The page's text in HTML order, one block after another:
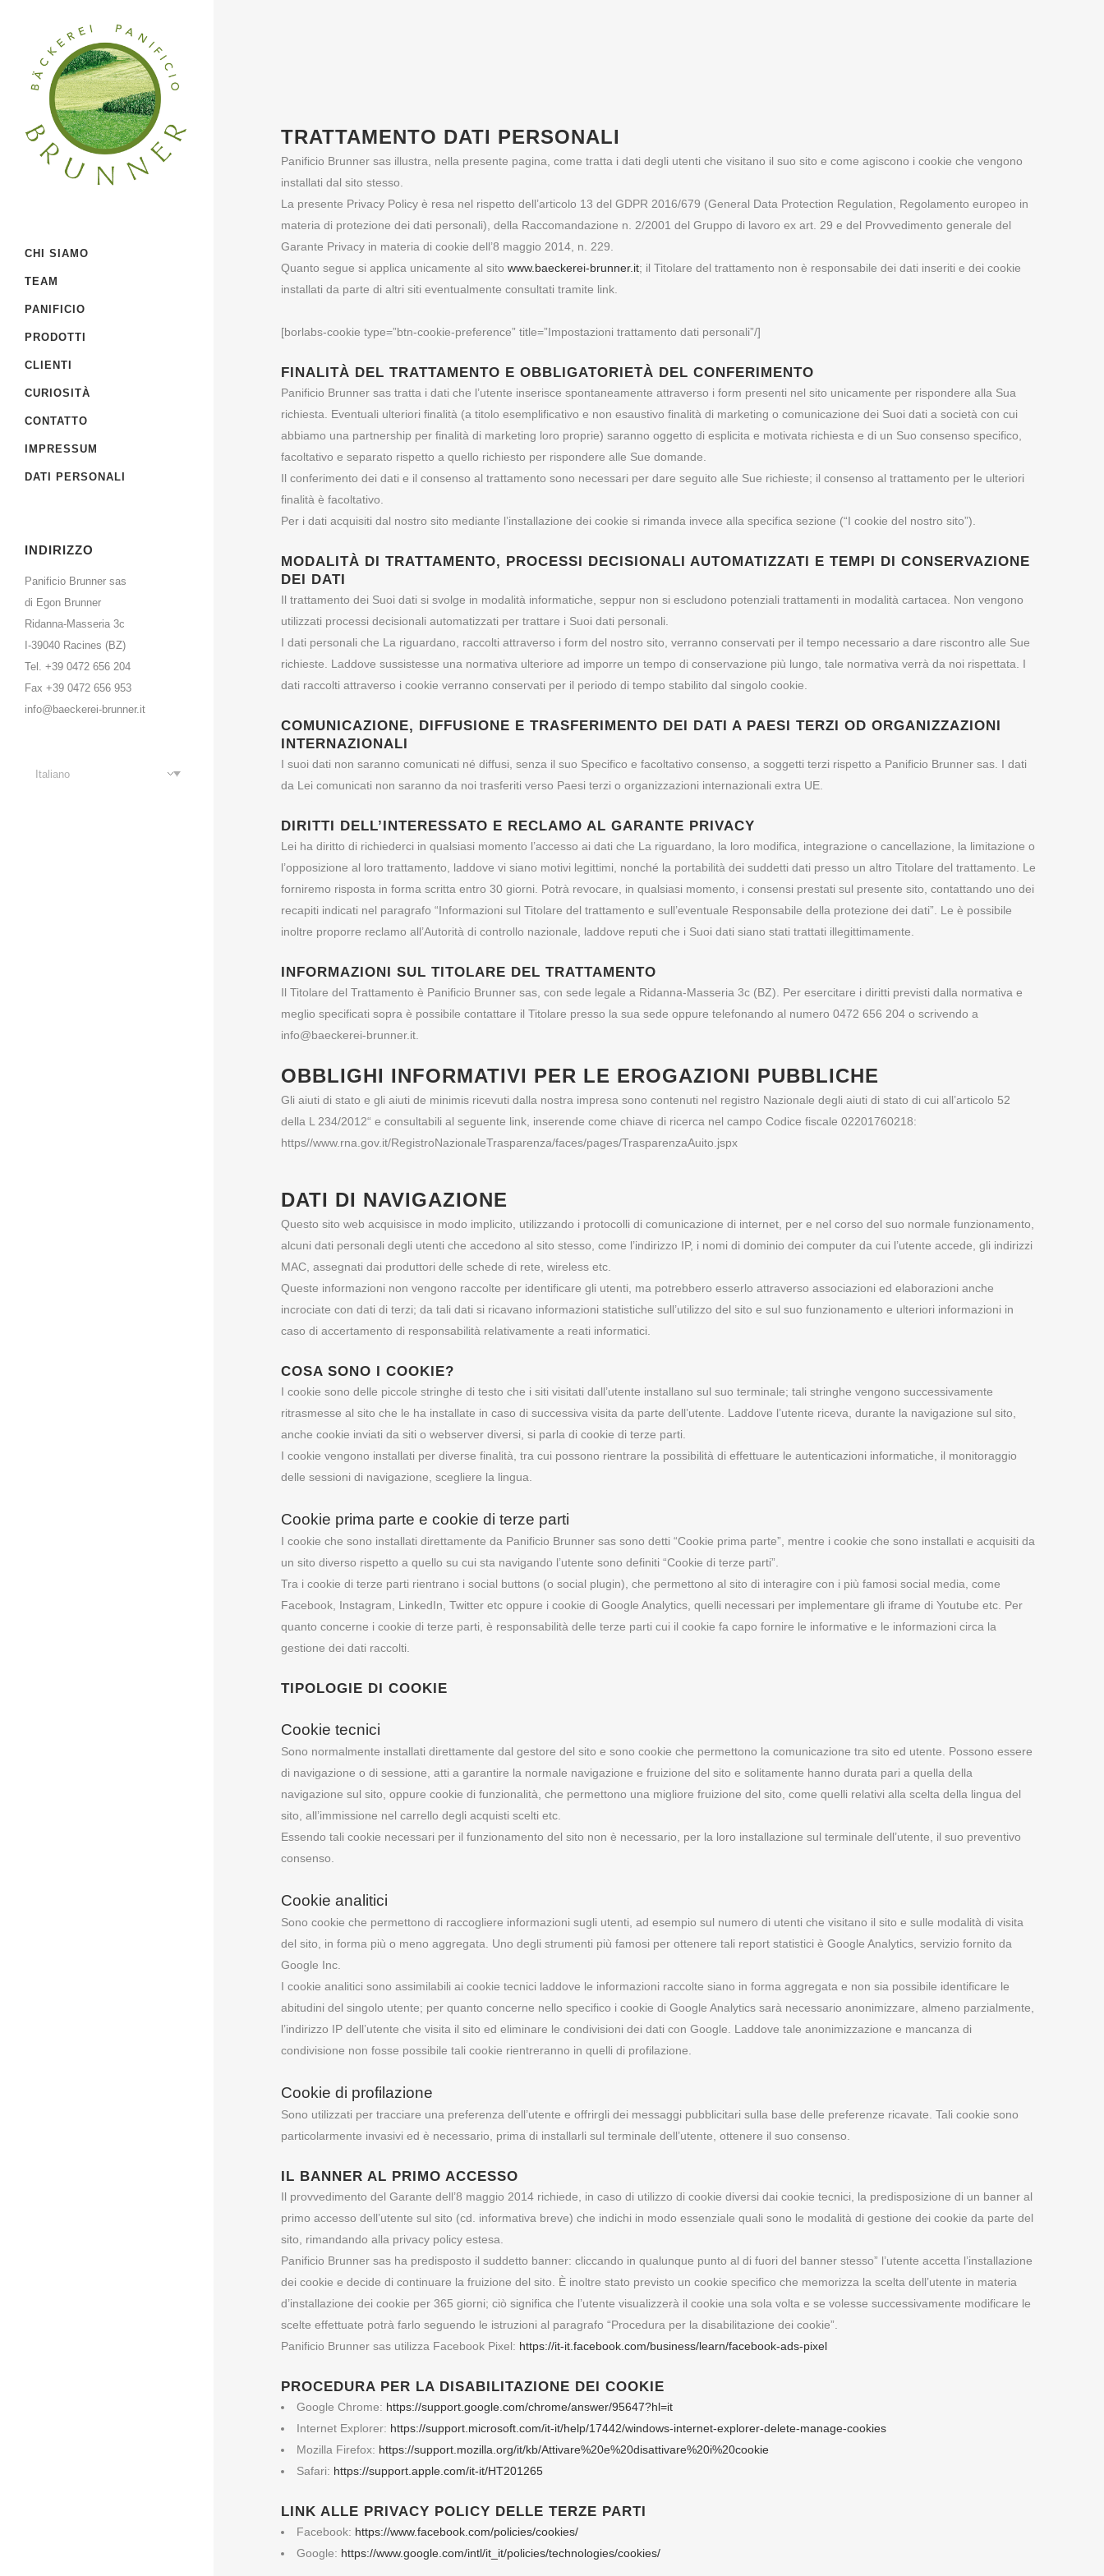
CHI SIAMO
TEAM
PANIFICIO
PRODOTTI
CLIENTI
CURIOSITÀ
CONTATTO
IMPRESSUM
DATI PERSONALI
INDIRIZZO
Panificio Brunner sas
di Egon Brunner
Ridanna-Masseria 3c
I-39040 Racines (BZ)
Tel. +39 0472 656 204
Fax +39 0472 656 953
info@baeckerei-brunner.it
Italiano
TRATTAMENTO DATI PERSONALI
Panificio Brunner sas illustra, nella presente pagina, come tratta i dati degli utenti che visitano il suo sito e come agiscono i cookie che vengono
installati dal sito stesso.
La presente Privacy Policy è resa nel rispetto dell’articolo 13 del GDPR 2016/679 (General Data Protection Regulation, Regolamento europeo in
materia di protezione dei dati personali), della Raccomandazione n. 2/2001 del Gruppo di lavoro ex art. 29 e del Provvedimento generale del
Garante Privacy in materia di cookie dell’8 maggio 2014, n. 229.
Quanto segue si applica unicamente al sito www.baeckerei-brunner.it; il Titolare del trattamento non è responsabile dei dati inseriti e dei cookie
installati da parte di altri siti eventualmente consultati tramite link.
[borlabs-cookie type=”btn-cookie-preference” title=”Impostazioni trattamento dati personali”/]
FINALITÀ DEL TRATTAMENTO E OBBLIGATORIETÀ DEL CONFERIMENTO
Panificio Brunner sas tratta i dati che l’utente inserisce spontaneamente attraverso i form presenti nel sito unicamente per rispondere alla Sua
richiesta. Eventuali ulteriori finalità (a titolo esemplificativo e non esaustivo finalità di marketing o comunicazione dei Suoi dati a società con cui
abbiamo una partnership per finalità di marketing loro proprie) saranno oggetto di esplicita e motivata richiesta e di un Suo consenso specifico,
facoltativo e separato rispetto a quello richiesto per rispondere alle Sue domande.
Il conferimento dei dati e il consenso al trattamento sono necessari per dare seguito alle Sue richieste; il consenso al trattamento per le ulteriori
finalità è facoltativo.
Per i dati acquisiti dal nostro sito mediante l’installazione dei cookie si rimanda invece alla specifica sezione (“I cookie del nostro sito”).
MODALITÀ DI TRATTAMENTO, PROCESSI DECISIONALI AUTOMATIZZATI E TEMPI DI CONSERVAZIONE
DEI DATI
Il trattamento dei Suoi dati si svolge in modalità informatiche, seppur non si escludono potenziali trattamenti in modalità cartacea. Non vengono
utilizzati processi decisionali automatizzati per trattare i Suoi dati personali.
I dati personali che La riguardano, raccolti attraverso i form del nostro sito, verranno conservati per il tempo necessario a dare riscontro alle Sue
richieste. Laddove sussistesse una normativa ulteriore ad imporre un tempo di conservazione più lungo, tale normativa verrà da noi rispettata. I
dati raccolti attraverso i cookie verranno conservati per il periodo di tempo stabilito dal singolo cookie.
COMUNICAZIONE, DIFFUSIONE E TRASFERIMENTO DEI DATI A PAESI TERZI OD ORGANIZZAZIONI
INTERNAZIONALI
I suoi dati non saranno comunicati né diffusi, senza il suo Specifico e facoltativo consenso, a soggetti terzi rispetto a Panificio Brunner sas. I dati
da Lei comunicati non saranno da noi trasferiti verso Paesi terzi o organizzazioni internazionali extra UE.
DIRITTI DELL’INTERESSATO E RECLAMO AL GARANTE PRIVACY
Lei ha diritto di richiederci in qualsiasi momento l’accesso ai dati che La riguardano, la loro modifica, integrazione o cancellazione, la limitazione o
l’opposizione al loro trattamento, laddove vi siano motivi legittimi, nonché la portabilità dei suddetti dati presso un altro Titolare del trattamento. Le
forniremo risposta in forma scritta entro 30 giorni. Potrà revocare, in qualsiasi momento, i consensi prestati sul presente sito, contattando uno dei
recapiti indicati nel paragrafo “Informazioni sul Titolare del trattamento e sull’eventuale Responsabile della protezione dei dati”. Le è possibile
inoltre proporre reclamo all’Autorità di controllo nazionale, laddove reputi che i Suoi dati siano stati trattati illegittimamente.
INFORMAZIONI SUL TITOLARE DEL TRATTAMENTO
Il Titolare del Trattamento è Panificio Brunner sas, con sede legale a Ridanna-Masseria 3c (BZ). Per esercitare i diritti previsti dalla normativa e
meglio specificati sopra è possibile contattare il Titolare presso la sua sede oppure telefonando al numero 0472 656 204 o scrivendo a
info@baeckerei-brunner.it.
OBBLIGHI INFORMATIVI PER LE EROGAZIONI PUBBLICHE
Gli aiuti di stato e gli aiuti de minimis ricevuti dalla nostra impresa sono contenuti nel registro Nazionale degli aiuti di stato di cui all’articolo 52
della L 234/2012“ e consultabili al seguente link, inserende come chiave di ricerca nel campo Codice fiscale 02201760218:
https//www.rna.gov.it/RegistroNazionaleTrasparenza/faces/pages/TrasparenzaAuito.jspx
DATI DI NAVIGAZIONE
Questo sito web acquisisce in modo implicito, utilizzando i protocolli di comunicazione di internet, per e nel corso del suo normale funzionamento,
alcuni dati personali degli utenti che accedono al sito stesso, come l’indirizzo IP, i nomi di dominio dei computer da cui l’utente accede, gli indirizzi
MAC, assegnati dai produttori delle schede di rete, wireless etc.
Queste informazioni non vengono raccolte per identificare gli utenti, ma potrebbero esserlo attraverso associazioni ed elaborazioni anche
incrociate con dati di terzi; da tali dati si ricavano informazioni statistiche sull’utilizzo del sito e sul suo funzionamento e ulteriori informazioni in
caso di accertamento di responsabilità relativamente a reati informatici.
COSA SONO I COOKIE?
I cookie sono delle piccole stringhe di testo che i siti visitati dall’utente installano sul suo terminale; tali stringhe vengono successivamente
ritrasmesse al sito che le ha installate in caso di successiva visita da parte dell’utente. Laddove l’utente riceva, durante la navigazione sul sito,
anche cookie inviati da siti o webserver diversi, si parla di cookie di terze parti.
I cookie vengono installati per diverse finalità, tra cui possono rientrare la possibilità di effettuare le autenticazioni informatiche, il monitoraggio
delle sessioni di navigazione, scegliere la lingua.
Cookie prima parte e cookie di terze parti
I cookie che sono installati direttamente da Panificio Brunner sas sono detti “Cookie prima parte”, mentre i cookie che sono installati e acquisiti da
un sito diverso rispetto a quello su cui sta navigando l’utente sono definiti “Cookie di terze parti”.
Tra i cookie di terze parti rientrano i social buttons (o social plugin), che permettono al sito di interagire con i più famosi social media, come
Facebook, Instagram, LinkedIn, Twitter etc oppure i cookie di Google Analytics, quelli necessari per implementare gli iframe di Youtube etc. Per
quanto concerne i cookie di terze parti, è responsabilità delle terze parti cui il cookie fa capo fornire le informative e le informazioni circa la
gestione dei dati raccolti.
TIPOLOGIE DI COOKIE
Cookie tecnici
Sono normalmente installati direttamente dal gestore del sito e sono cookie che permettono la comunicazione tra sito ed utente. Possono essere
di navigazione o di sessione, atti a garantire la normale navigazione e fruizione del sito e solitamente hanno durata pari a quella della
navigazione sul sito, oppure cookie di funzionalità, che permettono una migliore fruizione del sito, come quelli relativi alla scelta della lingua del
sito, all’immissione nel carrello degli acquisti scelti etc.
Essendo tali cookie necessari per il funzionamento del sito non è necessario, per la loro installazione sul terminale dell’utente, il suo preventivo
consenso.
Cookie analitici
Sono cookie che permettono di raccogliere informazioni sugli utenti, ad esempio sul numero di utenti che visitano il sito e sulle modalità di visita
del sito, in forma più o meno aggregata. Uno degli strumenti più famosi per ottenere tali report statistici è Google Analytics, servizio fornito da
Google Inc.
I cookie analitici sono assimilabili ai cookie tecnici laddove le informazioni raccolte siano in forma aggregata e non sia possibile identificare le
abitudini del singolo utente; per quanto concerne nello specifico i cookie di Google Analytics sarà necessario anonimizzare, almeno parzialmente,
l’indirizzo IP dell’utente che visita il sito ed eliminare le condivisioni dei dati con Google. Laddove tale anonimizzazione e mancanza di
condivisione non fosse possibile tali cookie rientreranno in quelli di profilazione.
Cookie di profilazione
Sono utilizzati per tracciare una preferenza dell’utente e offrirgli dei messaggi pubblicitari sulla base delle preferenze ricavate. Tali cookie sono
particolarmente invasivi ed è necessario, prima di installarli sul terminale dell’utente, ottenere il suo consenso.
IL BANNER AL PRIMO ACCESSO
Il provvedimento del Garante dell’8 maggio 2014 richiede, in caso di utilizzo di cookie diversi dai cookie tecnici, la predisposizione di un banner al
primo accesso dell’utente sul sito (cd. informativa breve) che indichi in modo essenziale quali sono le modalità di gestione dei cookie da parte del
sito, rimandando alla privacy policy estesa.
Panificio Brunner sas ha predisposto il suddetto banner: cliccando in qualunque punto al di fuori del banner stesso” l’utente accetta l’installazione
dei cookie e decide di continuare la fruizione del sito. È inoltre stato previsto un cookie specifico che memorizza la scelta dell’utente in materia
d’installazione dei cookie per 365 giorni; ciò significa che l’utente visualizzerà il cookie una sola volta e se volesse successivamente modificare le
scelte effettuate potrà farlo seguendo le istruzioni al paragrafo “Procedura per la disabilitazione dei cookie”.
Panificio Brunner sas utilizza Facebook Pixel: https://it-it.facebook.com/business/learn/facebook-ads-pixel
PROCEDURA PER LA DISABILITAZIONE DEI COOKIE
Google Chrome: https://support.google.com/chrome/answer/95647?hl=it
Internet Explorer: https://support.microsoft.com/it-it/help/17442/windows-internet-explorer-delete-manage-cookies
Mozilla Firefox: https://support.mozilla.org/it/kb/Attivare%20e%20disattivare%20i%20cookie
Safari: https://support.apple.com/it-it/HT201265
LINK ALLE PRIVACY POLICY DELLE TERZE PARTI
Facebook: https://www.facebook.com/policies/cookies/
Google: https://www.google.com/intl/it_it/policies/technologies/cookies/